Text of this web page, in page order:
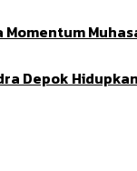
Depok